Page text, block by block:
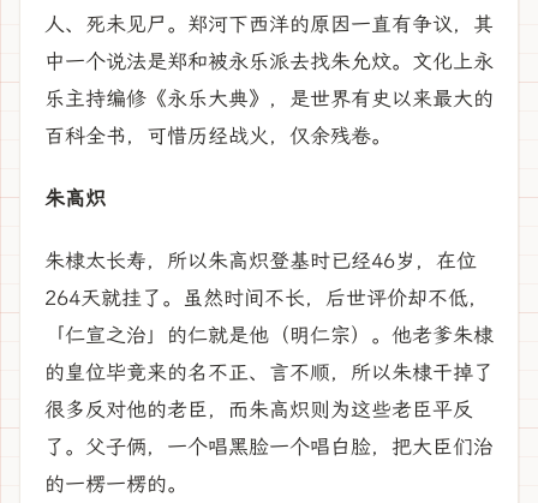
人、死未见尸。郑河下西洋的原因一直有争议，其
中一个说法是郑和被永乐派去找朱允炆。文化上永
乐主持编修《永乐大典》，是世界有史以来最大的
百科全书，可惜历经战火，仅余残卷。
朱高炽
朱棣太长寿，所以朱高炽登基时已经46岁，在位
264天就挂了。虽然时间不长，后世评价却不低，
「仁宣之治」的仁就是他（明仁宗）。他老爹朱棣
的皇位毕竟来的名不正、言不顺，所以朱棣干掉了
很多反对他的老臣，而朱高炽则为这些老臣平反
了。父子俩，一个唱黑脸一个唱白脸，把大臣们治
的一楞一楞的。